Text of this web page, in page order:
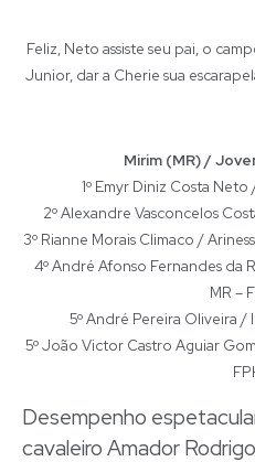
Feliz, Neto assiste seu pai, o
Junior, dar a Cherie sua
Mirim (MR) /
1º Emyr Diniz Costa Neto
2º Alexandre Vasconcelos
3º Rianne Morais Climaco /
4º André Afonso Fernandes da
MR –
5º André Pereira Oliveira /
5º João Victor Castro Aguiar
Desempenho
cavaleiro Amador